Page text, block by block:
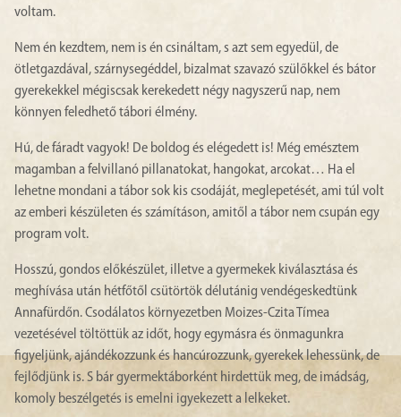
voltam.
Nem én kezdtem, nem is én csináltam, s azt sem egyedül, de
ötletgazdával, szárnysegéddel, bizalmat szavazó szülőkkel és bátor
gyerekekkel mégiscsak kerekedett négy nagyszerű nap, nem
könnyen feledhető tábori élmény.
Hú, de fáradt vagyok! De boldog és elégedett is! Még emésztem
magamban a felvillanó pillanatokat, hangokat, arcokat… Ha el
lehetne mondani a tábor sok kis csodáját, meglepetését, ami túl volt
az emberi készületen és számításon, amitől a tábor nem csupán egy
program volt.
Hosszú, gondos előkészület, illetve a gyermekek kiválasztása és
meghívása után hétfőtől csütörtök délutánig vendégeskedtünk
Annafürdőn. Csodálatos környezetben Moizes-Czita Tímea
vezetésével töltöttük az időt, hogy egymásra és önmagunkra
figyeljünk, ajándékozzunk és hancúrozzunk, gyerekek lehessünk, de
fejlődjünk is. S bár gyermektáborként hirdettük meg, de imádság,
komoly beszélgetés is emelni igyekezett a lelkeket.